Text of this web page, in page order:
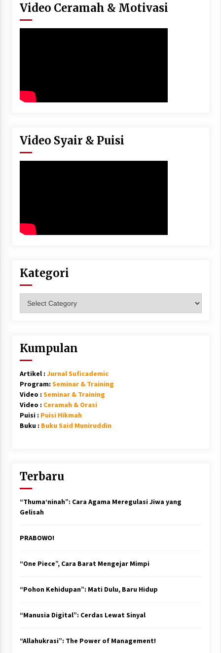
Video Ceramah & Motivasi
Video Syair & Puisi
Kategori
Kumpulan
Artikel : Jurnal Suficademic
Program: Seminar & Training
Video : Seminar & Training
Video : Ceramah & Orasi
Puisi : Puisi Hikmah
Buku : Buku Said Muniruddin
Terbaru
“Thuma’ninah”: Cara Agama Meregulasi Jiwa yang
Gelisah
PRABOWO!
“One Piece”, Cara Barat Mengejar Mimpi
“Pohon Kehidupan”: Mati Dulu, Baru Hidup
“Manusia Digital”: Cerdas Lewat Sinyal
“Allahukrasi”: The Power of Management!